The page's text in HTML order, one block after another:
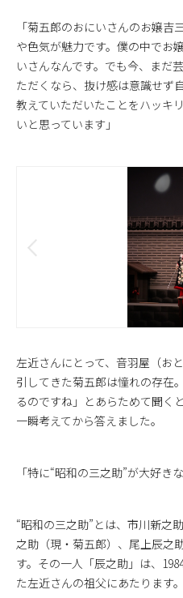
「菊五郎のおにいさんのお嬢
や色気が魅力です。僕の中でお
いさんなんです。でも今、まだ
ただくなら、抜け感は意識せず
教えていただいたことをハッキ
いと思っています」
左近さんにとって、音羽屋（お
引してきた菊五郎は憧れの存在
るのですね」とあらためて聞く
一瞬考えてから答えました。
「特に“昭和の三之助”が大好き
“昭和の三之助”とは、市川新之
之助（現・菊五郎）、尾上辰之
す。その一人「辰之助」は、
た左近さんの祖父にあたります。